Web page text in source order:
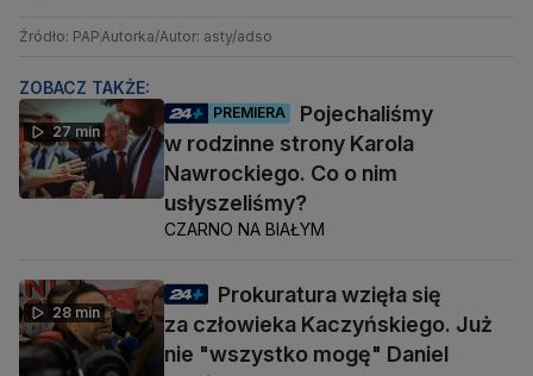
Źródło: PAP Autorka/Autor: asty/adso
ZOBACZ TAKŻE:
27 min
PREMIERA
Pojechaliśmy
w rodzinne strony Karola
Nawrockiego. Co o nim
usłyszeliśmy?
CZARNO NA BIAŁYM
28 min
Prokuratura wzięła się
za człowieka Kaczyńskiego. Już
nie "wszystko mogę" Daniel